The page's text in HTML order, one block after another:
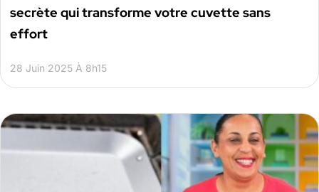
secrète qui transforme votre cuvette sans
effort
28 Juin 2025 À 8h15